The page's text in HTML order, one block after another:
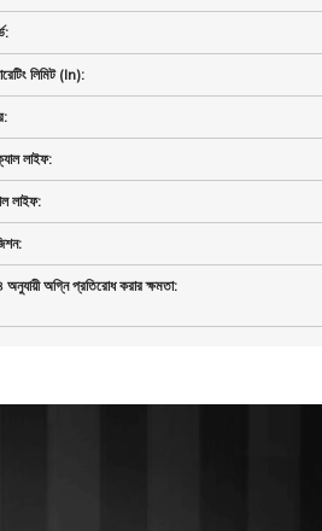
:
লিমিট (In):
:
লাইফ:
লাইফ:
:
অগ্নি প্রতিরোধ করার ক্ষমতা: